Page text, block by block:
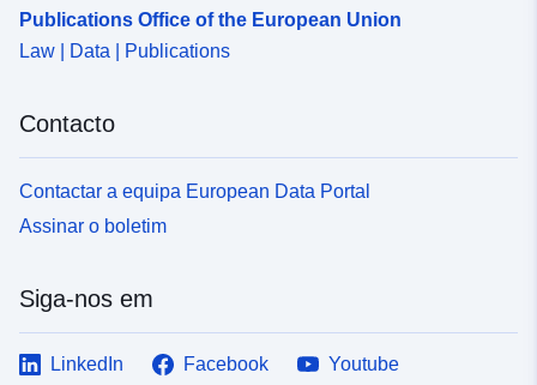
0f68-4ac0-9fde-474cf2d04c67
Publications Office of the European Union
Law | Data | Publications
Contacto
Contactar a equipa European Data Portal
Assinar o boletim
Siga-nos em
LinkedIn Facebook
Youtube